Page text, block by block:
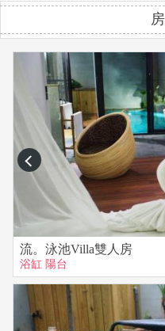
包棟需預放5000元押金，將
全新設備，請幫我們愛惜與
量。
加床﹕1000元/人 (附早餐、
【進退房時間】
※進房時間：下午
電告知。
(請盡量於15:00後再抵達民
整理時間，怕招待不週，謝
※退房時間：上午11:00點。
※平日定義：星期日至星期四
※假日定義 : 星期五和六
經電話郵件訂房確認OK後
日期匯訂金，若於保留時間
prev
流。泳池Villa雙人房
浴缸 陽台